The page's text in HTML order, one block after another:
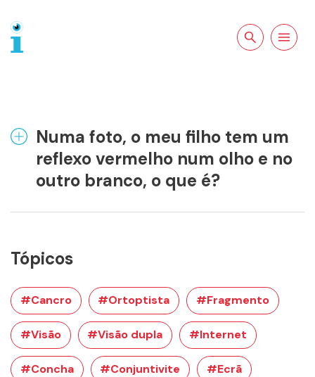
Pesquisar no
Abrir a
Numa foto, o meu filho tem um
reflexo vermelho num olho e no
outro branco, o que é?
Tópicos
#Cancro #Ortoptista #Fragmento
#Visão #Visão dupla #Internet
#Concha #Conjuntivite #Ecrã